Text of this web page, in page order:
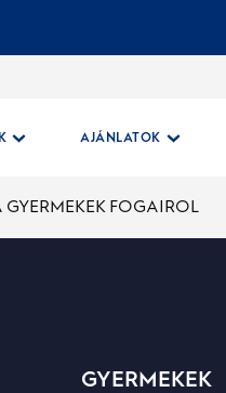
AJÁNLATOK
FOGAIROL
GYERMEKEK